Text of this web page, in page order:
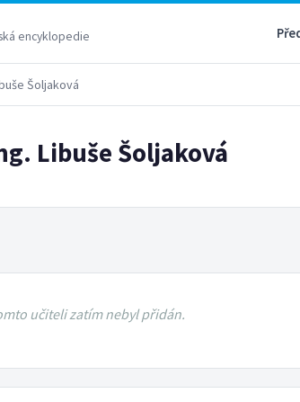
encyklopedie
Šoljaková
Libuše Šoljaková
učiteli zatím nebyl přidán.